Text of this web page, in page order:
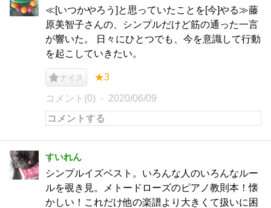
≪[いつかやろう]と思っていたことを[今]やる≫藤
原美智子さんの、シンプルだけど筋の通った一言
が響いた。 日々にひとつでも、今を意識して行動
を起こしていきたい。
ナイス ★3
コメント(0) 2020/06/09
すいれん
シンプルイズベスト。いろんな人のいろんなルー
ルを覗き見。メトードローズのピアノ教則本！懐
かしい！これだけ他の楽譜より大きくて扱いに困